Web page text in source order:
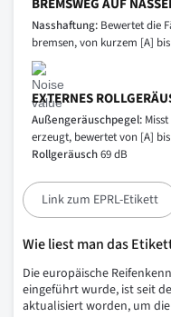
BREMSWEG AUF
Nasshaftung: Bewertet die
bremsen, von kurzem [A]
EXTERNES
Außengeräuschpegel:
erzeugt, bewertet von [A]
Rollgeräusch69 dB
Link zum EPRL-Etikett
Wie liest man das
Die europäische
eingeführt wurde, ist seit
aktualisiert worden, um